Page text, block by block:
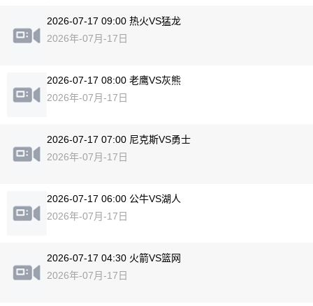
2026-07-17 09:00 热火VS猛龙
2026年-07月-17日
2026-07-17 08:00 老鹰VS灰熊
2026年-07月-17日
2026-07-17 07:00 尼克斯VS勇士
2026年-07月-17日
2026-07-17 06:00 公牛VS湖人
2026年-07月-17日
2026-07-17 04:30 火箭VS篮网
2026年-07月-17日